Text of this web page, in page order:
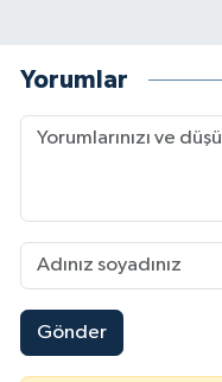
Yorumlar
Gönder